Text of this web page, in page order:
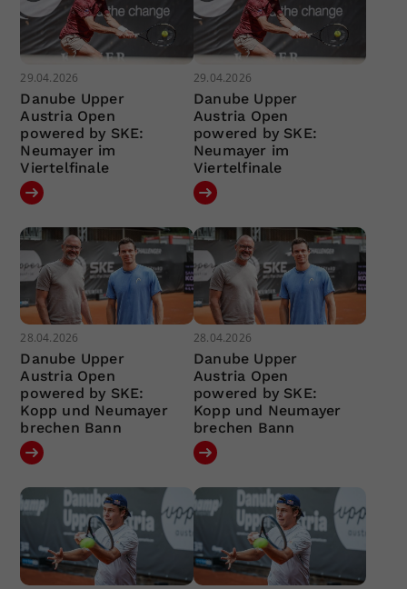
29.04.2026
Danube Upper
Austria Open
powered by SKE:
Neumayer im
Viertelfinale
29.04.2026
Danube Upper
Austria Open
powered by SKE:
Neumayer im
Viertelfinale
28.04.2026
Danube Upper
Austria Open
powered by SKE:
Kopp und Neumayer
brechen Bann
28.04.2026
Danube Upper
Austria Open
powered by SKE:
Kopp und Neumayer
brechen Bann